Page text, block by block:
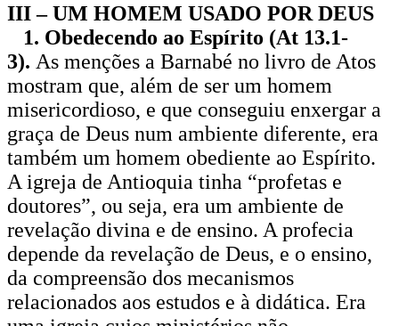
III – UM HOMEM USADO POR DEUS
1. Obedecendo ao Espírito (At 13.1-
3). As menções a Barnabé no livro de Atos
mostram que, além de ser um homem
misericordioso, e que conseguiu enxergar a
graça de Deus num ambiente diferente, era
também um homem obediente ao Espírito.
A igreja de Antioquia tinha “profetas e
doutores”, ou seja, era um ambiente de
revelação divina e de ensino. A profecia
depende da revelação de Deus, e o ensino,
da compreensão dos mecanismos
relacionados aos estudos e à didática. Era